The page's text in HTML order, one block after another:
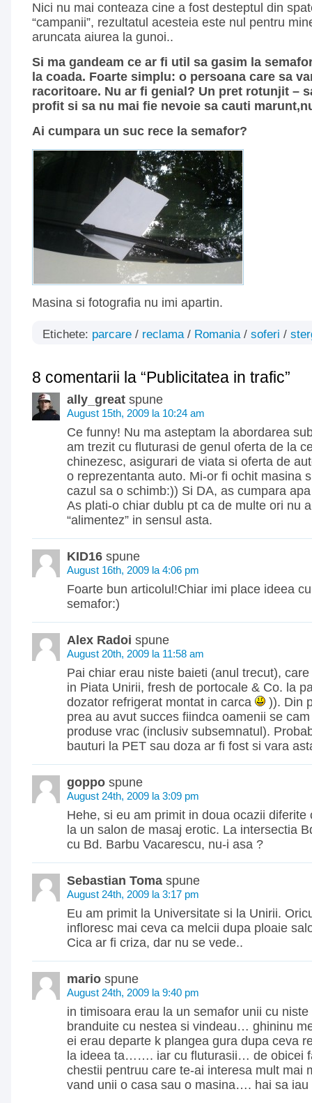
Nici nu mai conteaza cine a fost desteptul din
“campanii”, rezultatul acesteia este nul pentru
aruncata aiurea la gunoi..
Si ma gandeam ce ar fi util sa gasim la
la coada. Foarte simplu: o persoana care sa
racoritoare. Nu ar fi genial? Un pret rotunjit –
profit si sa nu mai fie nevoie sa cauti
Ai cumpara un suc rece la semafor?
Masina si fotografia nu imi apartin.
Etichete: parcare / reclama/ Romania/ soferi /
8 comentarii la “Publicitatea in trafic”
ally_great spune
August 15th, 2009 la 10:24 am
Ce funny! Nu ma asteptam la abordarea
am trezit cu fluturasi de genul oferta de la
chinezesc, asigurari de viata si oferta de
o reprezentanta auto. Mi-or fi ochit masina
cazul sa o schimb:)) Si DA, as cumpara
As plati-o chiar dublu pt ca de multe ori nu
“alimentez” in sensul asta.
KID16 spune
August 16th, 2009 la 4:06 pm
Foarte bun articolul!Chiar imi place ideea
semafor:)
Alex Radoi spune
August 20th, 2009 la 11:58 am
Pai chiar erau niste baieti (anul trecut),
in Piata Unirii, fresh de portocale & Co. la
dozator refrigerat montat in carca
)). Din
prea au avut succes fiindca oamenii se
produse vrac (inclusiv subsemnatul).
bauturi la PET sau doza ar fi fost si vara
goppo spune
August 24th, 2009 la 3:09 pm
Hehe, si eu am primit in doua ocazii diferite
la un salon de masaj erotic. La intersectia
cu Bd. Barbu Vacarescu, nu-i asa ?
Sebastian Toma spune
August 24th, 2009 la 3:17 pm
Eu am primit la Universitate si la Unirii.
infloresc mai ceva ca melcii dupa ploaie
Cica ar fi criza, dar nu se vede..
mario spune
August 24th, 2009 la 9:40 pm
in timisoara erau la un semafor unii cu
branduite cu nestea si vindeau… ghininu
ei erau departe k plangea gura dupa ceva
la ideea ta……. iar cu fluturasii… de obicei
chestii pentruu care te-ai interesa mult mai
vand unii o casa sau o masina…. hai sa iau